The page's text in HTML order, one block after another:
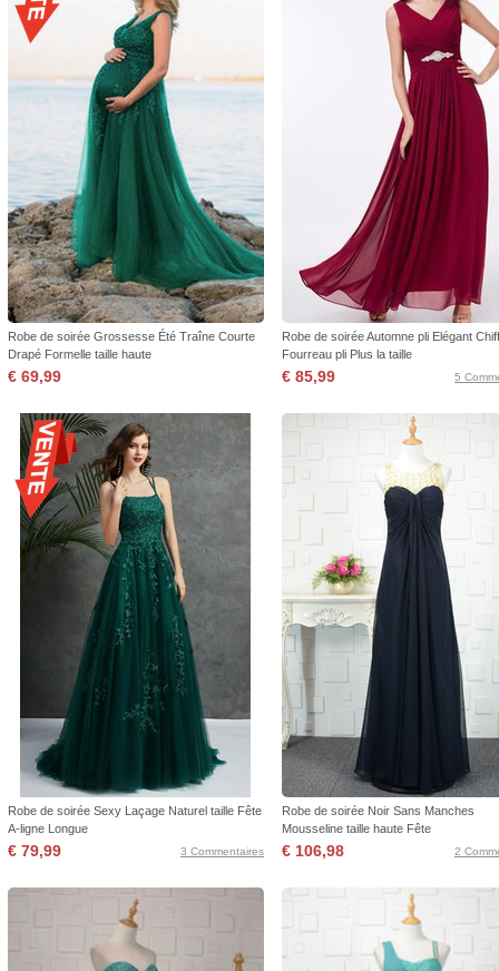
Robe de soirée Grossesse Été Traîne Courte
Drapé Formelle taille haute
€ 69,99
Robe de soirée Automne pli Elégant
Fourreau pli Plus la taille
€ 85,99 5
Robe de soirée Sexy Laçage Naturel taille Fête
A-ligne Longue
€ 79,99 3 Commentaires
Robe de soirée Noir Sans Manches
Mousseline taille haute Fête
€ 106,98 2